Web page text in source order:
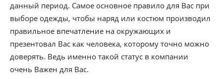
данный период. Самое основное правило для Вас при
выборе одежды, чтобы наряд или костюм производил
правильное впечатление на окружающих и
презентовал Вас как человека, которому точно можно
доверять. Ведь именно такой статус в компании
очень Важен для Вас.